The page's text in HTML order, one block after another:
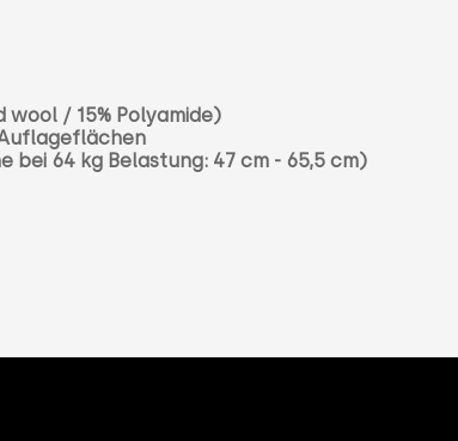
wool / 15% Polyamide)
bei 64 kg Belastung: 47 cm - 65,5 cm)